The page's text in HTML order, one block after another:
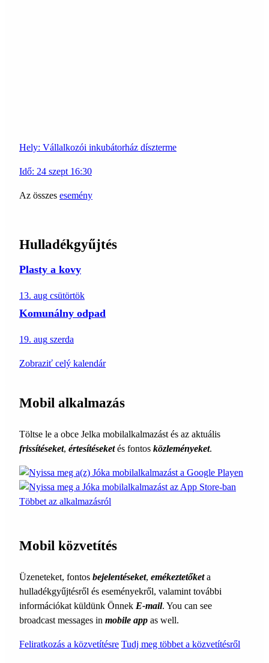
Hely: Vállalkozói inkubátorház díszterme
Idő: 24 szept 16:30
Az összes esemény
Hulladékgyűjtés
Plasty a kovy
13. aug csütörtök
Komunálny odpad
19. aug szerda
Zobraziť celý kalendár
Mobil alkalmazás
Töltse le a obce Jelka mobilalkalmazást és az aktuális
frissítéseket, értesítéseketés fontos közleményeket.
Többet az alkalmazásról
Mobil közvetítés
Üzeneteket, fontos bejelentéseket, emékeztetőketa
hulladékgyűjtésről és eseményekről, valamint további
információkat küldünk Önnek E-mail. You can see
broadcast messages in mobile app as well.
Feliratkozás a közvetítésre Tudj meg többet a közvetítésről